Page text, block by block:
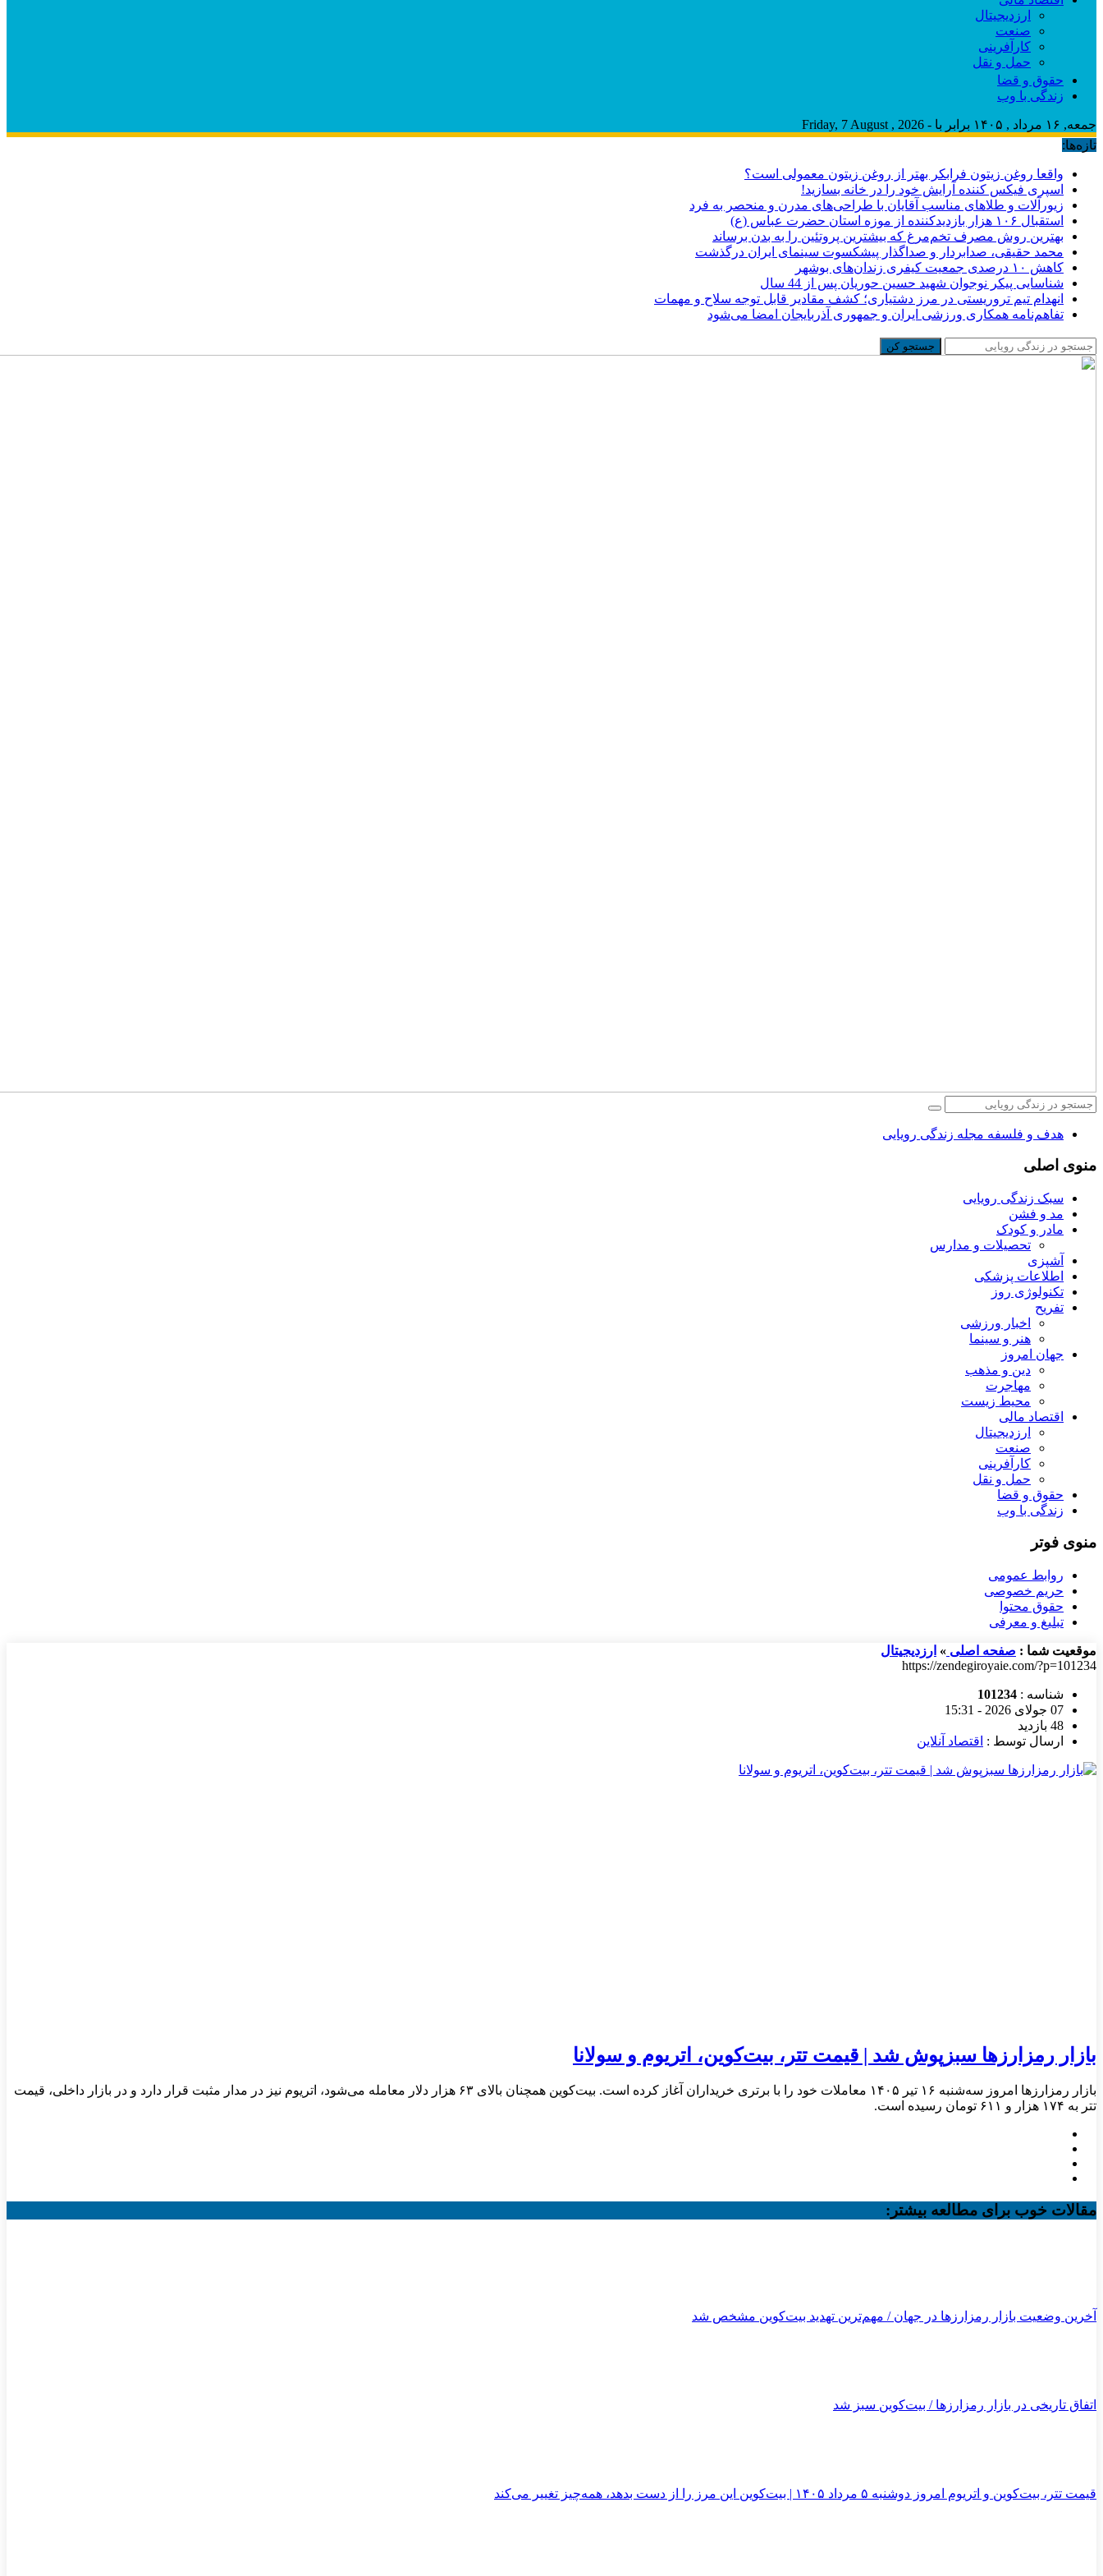
ارزدیجیتال
صنعت
کارآفرینی
حمل و نقل
حقوق و قضا
زندگی با وب
جمعه, ۱۶ مرداد , ۱۴۰۵ برابر با - Friday, 7 August , 2026
تازه‌ها:
واقعا روغن زیتون فرابکر بهتر از روغن زیتون معمولی است؟
اسپری فیکس کننده آرایش خود را در خانه بسازید!
زیورآلات و طلاهای مناسب آقایان با طراحی‌های مدرن و منحصر به فرد
استقبال ۱۰۶ هزار بازدیدکننده از موزه استان حضرت عباس (ع)
بهترین روش مصرف تخم‌مرغ که بیشترین پروتئین را به بدن برساند
محمد حقیقی، صدابردار و صداگذار پیشکسوت سینمای ایران درگذشت
کاهش ۱۰ درصدی جمعیت کیفری زندان‌های بوشهر
شناسایی پیکر نوجوان شهید حسین حوریان پس از 44 سال
انهدام تیم تروریستی در مرز دشتیاری؛ کشف مقادیر قابل توجه سلاح و مهمات
تفاهم‌نامه همکاری ورزشی ایران و جمهوری آذربایجان امضا می‌شود
جستجو کن
هدف و فلسفه مجله زندگی رویایی
منوی اصلی
سبک زندگی رویایی
مد و فشن
مادر و کودک
تحصیلات و مدارس
آشپزی
اطلاعات پزشکی
تکنولوژی روز
تفریح
اخبار ورزشی
هنر و سینما
جهان امروز
دین و مذهب
مهاجرت
محیط زیست
اقتصاد مالی
ارزدیجیتال
صنعت
کارآفرینی
حمل و نقل
حقوق و قضا
زندگی با وب
منوی فوتر
روابط عمومی
حریم خصوصی
حقوق محتوا
تبلیغ و معرفی
موقعیت شما : صفحه اصلی » ارزدیجیتال
https://zendegiroyaie.com/?p=101234
شناسه : 101234
07 جولای 2026 - 15:31
48 بازدید
ارسال توسط : اقتصاد آنلاین
بازار رمزارزها سبزپوش شد | قیمت تتر، بیت‌کوین، اتریوم و سولانا
بازار رمزارزها امروز سه‌شنبه ۱۶ تیر ۱۴۰۵ معاملات خود را با برتری خریداران آغاز کرده است. بیت‌کوین همچنان بالای ۶۳ هزار دلار معامله می‌شود، اتریوم نیز در مدار مثبت قرار دارد و در بازار داخلی، قیمت
تتر به ۱۷۴ هزار و ۶۱۱ تومان رسیده است.
مقالات خوب برای مطالعه بیشتر:
آخرین وضعیت بازار رمزارزها در جهان / مهم‌ترین تهدید بیت‌کوین مشخص شد
اتفاق تاریخی در بازار رمزارزها / بیت‌کوین سبز شد
قیمت تتر، بیت‌کوین و اتریوم امروز دوشنبه ۵ مرداد ۱۴۰۵ | بیت‌کوین این مرز را از دست بدهد، همه‌چیز تغییر می‌کند